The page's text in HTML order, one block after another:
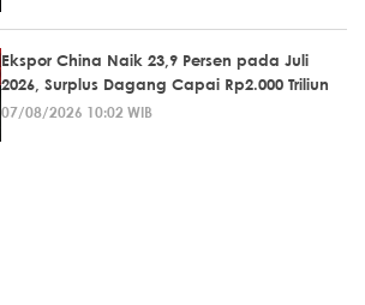
Ekspor China Naik 23,9 Persen pada Juli
2026, Surplus Dagang Capai Rp2.000 Triliun
07/08/2026 10:02 WIB